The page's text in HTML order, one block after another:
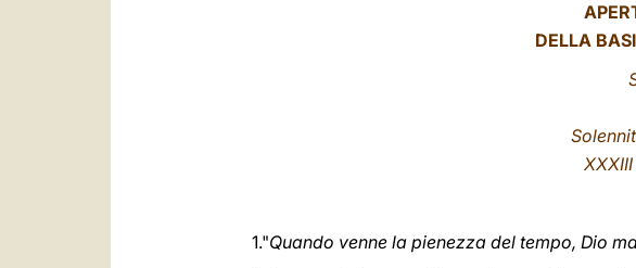
DELLA
1."Quando venne la pienezza del tempo, Dio